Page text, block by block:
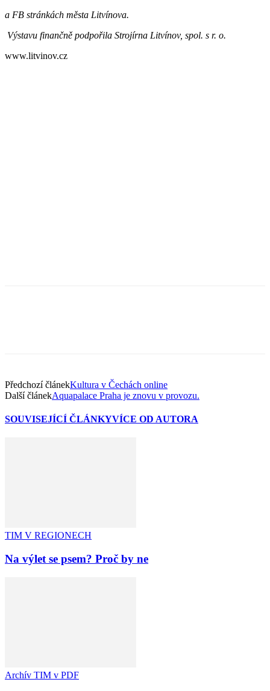
a FB stránkách města Litvínova.
Výstavu finančně podpořila Strojírna Litvínov, spol. s r. o.
www.litvinov.cz
Předchozí článekKultura v Čechách online
Další článekAquapalace Praha je znovu v provozu.
SOUVISEJÍCÍ ČLÁNKYVÍCE OD AUTORA
TIM V REGIONECH
Na výlet se psem? Proč by ne
Archív TIM v PDF